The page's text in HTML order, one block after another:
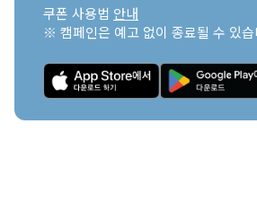
쿠폰 사용법 안내
※ 캠페인은 예고 없이 종료될 수 있습